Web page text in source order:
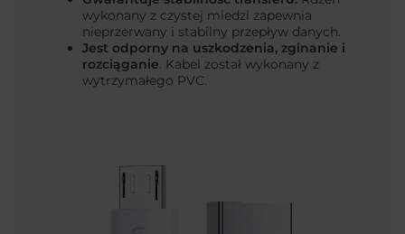
wykonany z czystej miedzi zapewnia
nieprzerwany i stabilny przepływ danych.
Jest odporny na uszkodzenia, zginanie i
rozciąganie. Kabel został wykonany z
wytrzymałego PVC.